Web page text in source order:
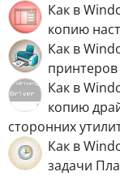
Как в
копию
Как в
принтеров
Как в
копию
сторонних
Как в
задачи